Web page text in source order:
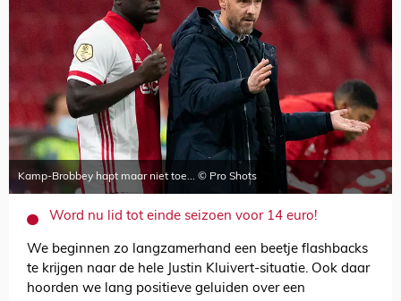
Kamp-Brobbey hapt maar niet toe... © Pro Shots
Word nu lid tot einde seizoen voor 14 euro!
We beginnen zo langzamerhand een beetje flashbacks
te krijgen naar de hele Justin Kluivert-situatie. Ook daar
hoorden we lang positieve geluiden over een